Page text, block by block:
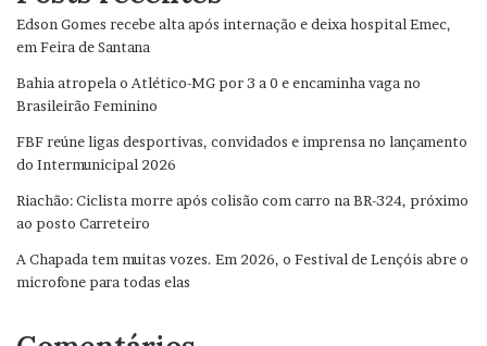
Edson Gomes recebe alta após internação e deixa hospital Emec,
em Feira de Santana
Bahia atropela o Atlético-MG por 3 a 0 e encaminha vaga no
Brasileirão Feminino
FBF reúne ligas desportivas, convidados e imprensa no lançamento
do Intermunicipal 2026
Riachão: Ciclista morre após colisão com carro na BR-324, próximo
ao posto Carreteiro
A Chapada tem muitas vozes. Em 2026, o Festival de Lençóis abre o
microfone para todas elas